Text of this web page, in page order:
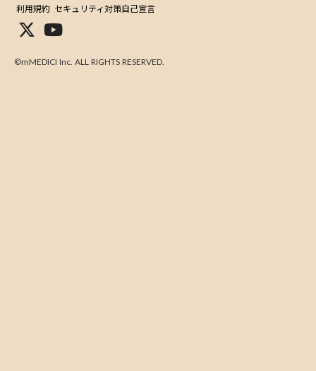
利用規約 セキュリティ対策自己宣言
©mMEDICI Inc. ALL RIGHTS RESERVED.